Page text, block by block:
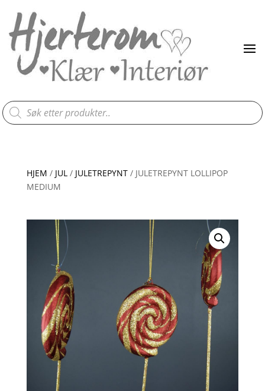
Products
search
HJEM / JUL/ JULETREPYNT/ JULETREPYNT LOLLIPOP
MEDIUM